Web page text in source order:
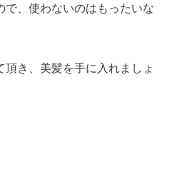
で、使わないのはもったいな
き、美髪を手に入れましょ